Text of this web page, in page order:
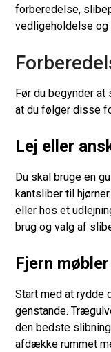
forberedelse,
vedligeholdelse
Før du begynder at
at du følger disse
Lej eller
Du skal bruge en
kantsliber til
eller hos et
brug og valg af
Fjern
Start med at rydde
genstande.
den bedste
afdække rummet